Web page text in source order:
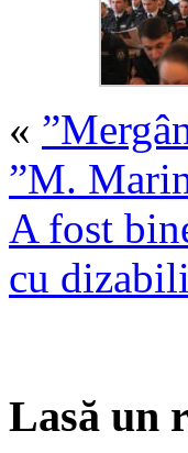
«
”M.
A fost
cu
Lasă un